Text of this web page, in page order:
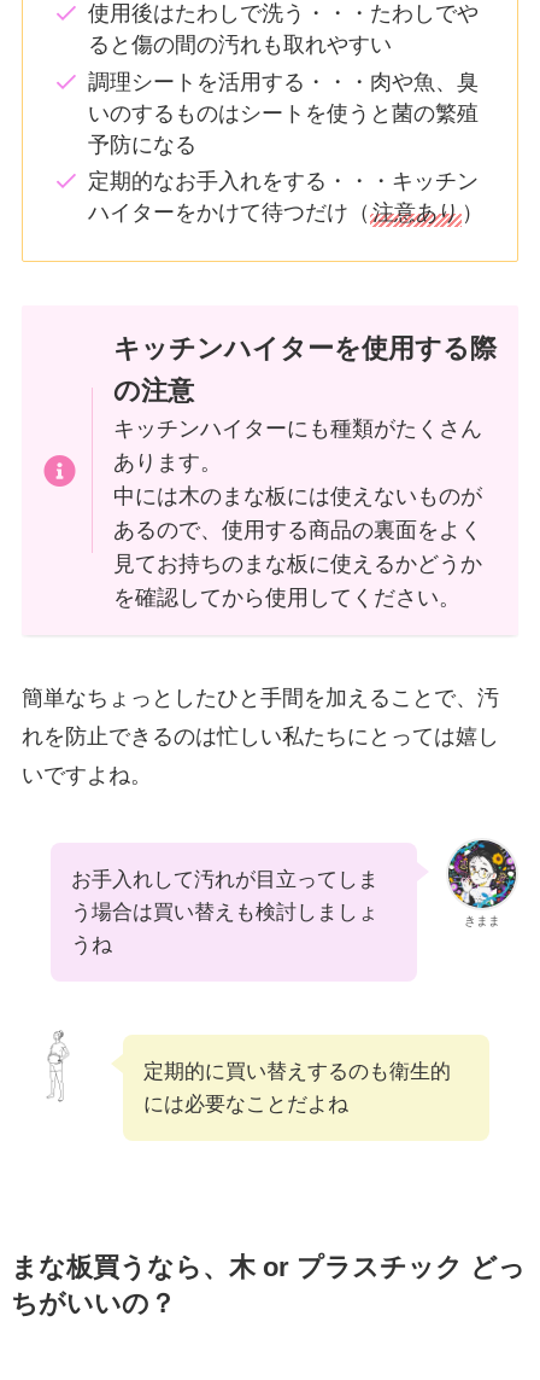
使用後はたわしで洗う・・・たわしでや
ると傷の間の汚れも取れやすい
調理シートを活用する・・・肉や魚、臭
いのするものはシートを使うと菌の繁殖
予防になる
定期的なお手入れをする・・・キッチン
ハイターをかけて待つだけ（ 注意あり）
キッチンハイターを使用する際
の注意
キッチンハイターにも種類がたくさん
あります。
中には木のまな板には使えないものが
あるので、使用する商品の裏面をよく
見てお持ちのまな板に使えるかどうか
を確認してから使用してください。
簡単なちょっとしたひと手間を加えることで、汚
れを防止できるのは忙しい私たちにとっては嬉し
いですよね。
きまま
お手入れして汚れが目立ってしま
う場合は買い替えも検討しましょ
うね
定期的に買い替えするのも衛生的
には必要なことだよね
まな板買うなら、木 or プラスチック どっ
ちがいいの？